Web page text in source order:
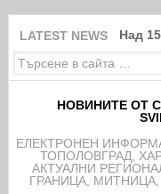
LATEST NEWS Над
НОВИНИТЕ ОТ
EЛЕКТРОНЕН
ТОПОЛОВГРАД,
АКТУАЛНИ
ГРАНИЦА,